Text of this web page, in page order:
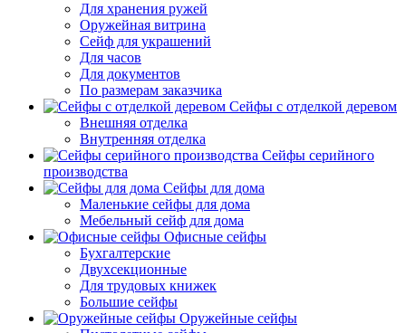
Для хранения ружей
Оружейная витрина
Сейф для украшений
Для часов
Для документов
По размерам заказчика
Сейфы с отделкой деревом
Внешняя отделка
Внутренняя отделка
Сейфы серийного
производства
Сейфы для дома
Маленькие сейфы для дома
Мебельный сейф для дома
Офисные сейфы
Бухгалтерские
Двухсекционные
Для трудовых книжек
Большие сейфы
Оружейные сейфы